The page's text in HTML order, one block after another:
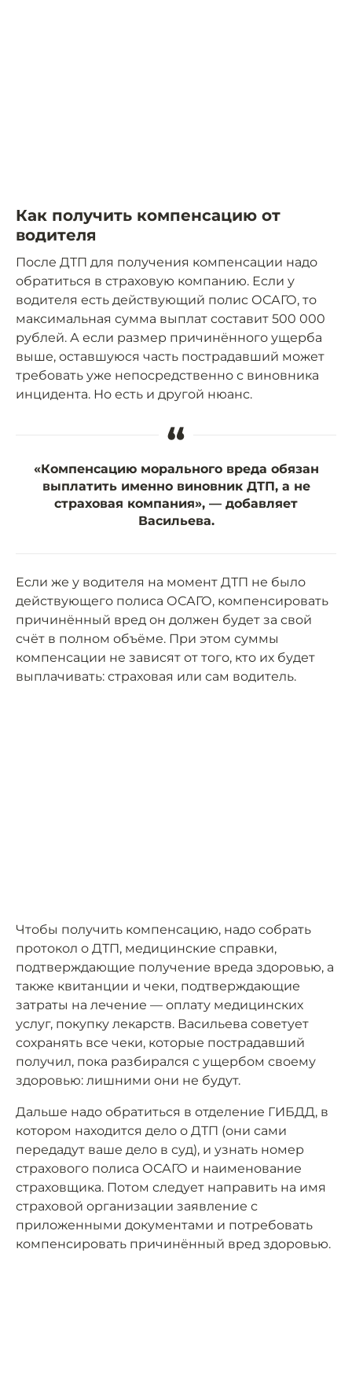
Как получить компенсацию от
водителя
После ДТП для получения компенсации надо
обратиться в страховую компанию. Если у
водителя есть действующий полис ОСАГО, то
максимальная сумма выплат составит 500 000
рублей. А если размер причинённого ущерба
выше, оставшуюся часть пострадавший может
требовать уже непосредственно с виновника
инцидента. Но есть и другой нюанс.
“
«Компенсацию морального вреда обязан
выплатить именно виновник ДТП, а не
страховая компания», — добавляет
Васильева.
Если же у водителя на момент ДТП не было
действующего полиса ОСАГО, компенсировать
причинённый вред он должен будет за свой
счёт в полном объёме. При этом суммы
компенсации не зависят от того, кто их будет
выплачивать: страховая или сам водитель.
Чтобы получить компенсацию, надо собрать
протокол о ДТП, медицинские справки,
подтверждающие получение вреда здоровью, а
также квитанции и чеки, подтверждающие
затраты на лечение — оплату медицинских
услуг, покупку лекарств. Васильева советует
сохранять все чеки, которые пострадавший
получил, пока разбирался с ущербом своему
здоровью: лишними они не будут.
Дальше надо обратиться в отделение ГИБДД, в
котором находится дело о ДТП (они сами
передадут ваше дело в суд), и узнать номер
страхового полиса ОСАГО и наименование
страховщика. Потом следует направить на имя
страховой организации заявление с
приложенными документами и потребовать
компенсировать причинённый вред здоровью.